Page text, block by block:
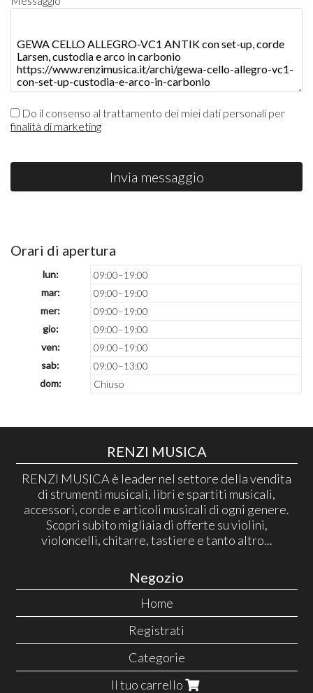
Do il consenso al trattamento dei miei dati personali per
finalità di marketing
Invia messaggio
Orari di apertura
lun:
09:00–19:00
mar:
09:00–19:00
mer:
09:00–19:00
gio:
09:00–19:00
ven:
09:00–19:00
sab:
09:00–13:00
dom:
Chiuso
RENZI MUSICA
RENZI MUSICA è leader nel settore della vendita
di strumenti musicali, libri e spartiti musicali,
accessori, corde e articoli musicali di ogni genere.
Scopri subito migliaia di offerte su violini,
violoncelli, chitarre, tastiere e tanto altro...
Negozio
Home
Registrati
Categorie
Il tuo carrello